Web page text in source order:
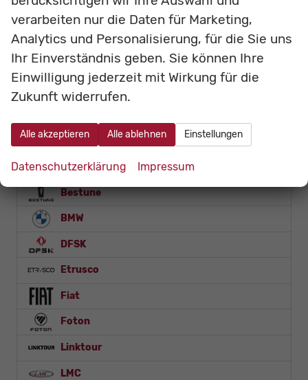
incl. 19% MwSt.
Verbrauch kombiniert:6,10 l/100km
CO 2 -Klasse:
E
CO -Emissionen: 141,00 g/km
Fahrzeugnr.
Alfa Romeo
Andere
Bestune
BMW
DFSK
Etrusco
Fiat
Foton
Linktour
LMC
verarbeiten nur die Daten für Marketing,
Analytics und Personalisierung, für die Sie uns
Ihr Einverständnis geben. Sie können Ihre
Einwilligung jederzeit mit Wirkung für die
Zukunft widerrufen.
Alle akzeptieren Alle ablehnen Einstellungen
Datenschutzerklärung Impressum